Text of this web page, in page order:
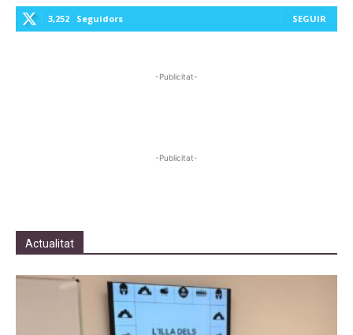
3,252 Seguidors SEGUIR
-Publicitat-
-Publicitat-
Actualitat